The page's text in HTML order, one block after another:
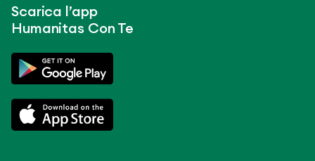
Scarica l’app
Humanitas Con Te